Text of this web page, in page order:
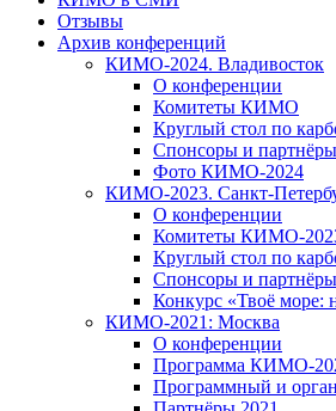
Отзывы
Архив конференций
КИМО-2024. Владивосток
О конференции
Комитеты КИМО
Круглый стол по
Спонсоры и партнёры
Фото КИМО-2024
КИМО-2023. Санкт-
О конференции
Комитеты КИМО-
Круглый стол по
Спонсоры и
Конкурс «Твоё море:
КИМО-2021: Москва
О конференции
Программа КИМО-
Программный и